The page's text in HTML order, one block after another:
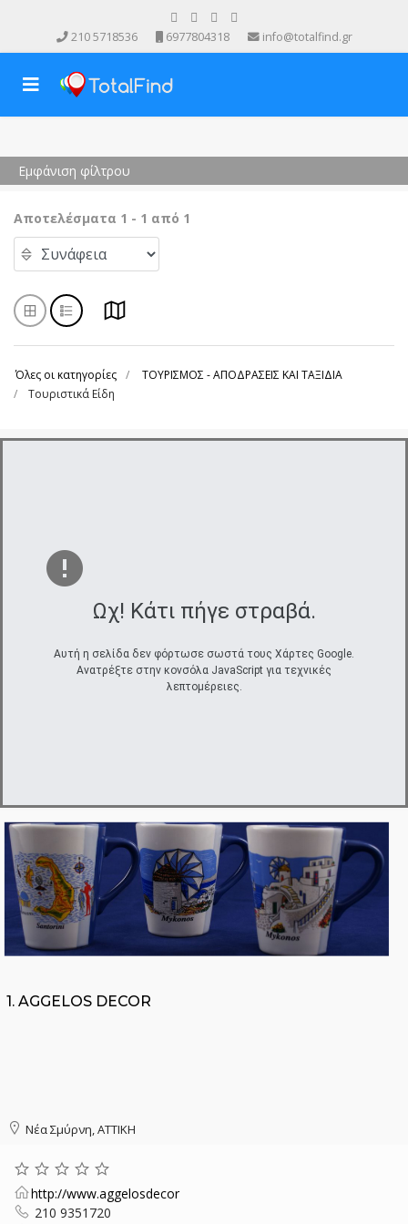
210 5718536 6977804318 info@totalfind.gr
Εμφάνιση φίλτρου
Αποτελέσματα 1 - 1 από 1
Όλες οι κατηγορίες
ΤΟΥΡΙΣΜΟΣ - ΑΠΟΔΡΑΣΕΙΣ ΚΑΙ ΤΑΞΙΔΙΑ
Τουριστικά Είδη
Ωχ! Κάτι πήγε στραβά.
Αυτή η σελίδα δεν φόρτωσε σωστά τους Χάρτες Google.
Ανατρέξτε στην κονσόλα JavaScript για τεχνικές
λεπτομέρειες.
1. AGGELOS DECOR
Νέα Σμύρνη, ΑΤΤΙΚΗ
http://www.aggelosdecor
210 9351720